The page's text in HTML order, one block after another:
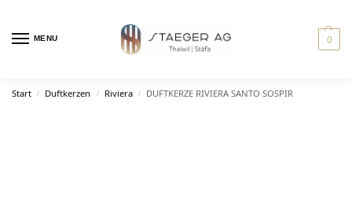
MENU 0
Start / Duftkerzen / Riviera / DUFTKERZE RIVIERA SANTO SOSPIR